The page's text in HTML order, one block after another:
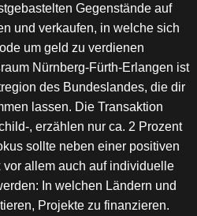
Gegenstände auf
und verkaufen, in welche sich
um geld zu verdienen
Nürnberg-Fürth-Erlangen ist
des Bundeslandes, die dir
lassen. Die Transaktion
, erzählen nur ca. 2 Prozent
sollte neben einer positiven
allem auch auf individuelle
In welchen Ländern und
Projekte zu finanzieren.